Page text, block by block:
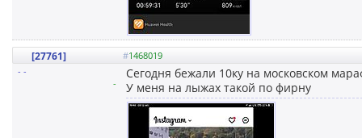
[27761] #1468019
- -
-
Сегодня бежали 10ку на московском
У меня на лыжах такой по фирну